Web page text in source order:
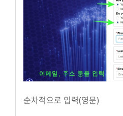
순차적으로 입력(영문)